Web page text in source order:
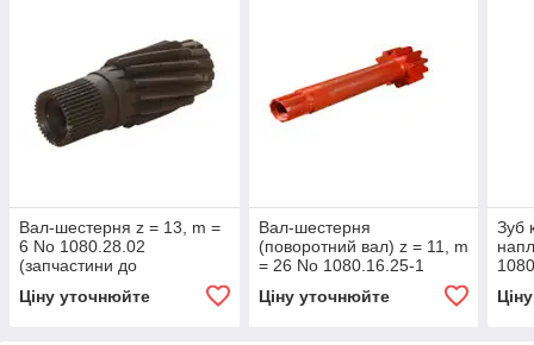
Вал-шестерня z = 13, m =
6 No 1080.28.02
(запчастини до
ЕКГ-5, ЕКГ-5А)
Ціну уточнюйте
Вал-шестерня
(поворотний вал) z = 11, m
= 26 No 1080.16.25-1
екскаваторів ЕКГ-4,6,
Ціну уточнюйте
Зуб